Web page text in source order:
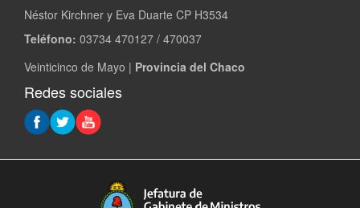
Néstor Kirchner y Eva Duarte CP H3534
Teléfono: 03734 470127 / 470037
Veinticinco de Mayo | Provincia del Chaco
Redes sociales